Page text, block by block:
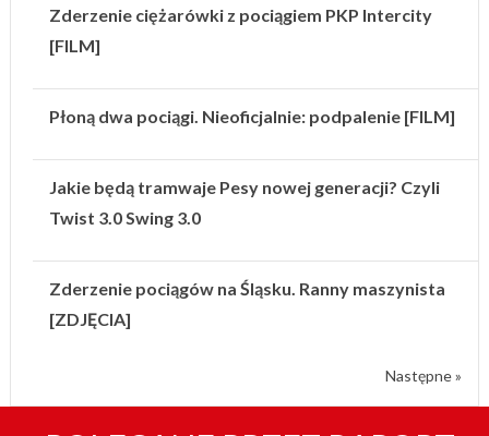
Zderzenie ciężarówki z pociągiem PKP Intercity
[FILM]
Płoną dwa pociągi. Nieoficjalnie: podpalenie [FILM]
Jakie będą tramwaje Pesy nowej generacji? Czyli
Twist 3.0 Swing 3.0
Zderzenie pociągów na Śląsku. Ranny maszynista
[ZDJĘCIA]
Następne »